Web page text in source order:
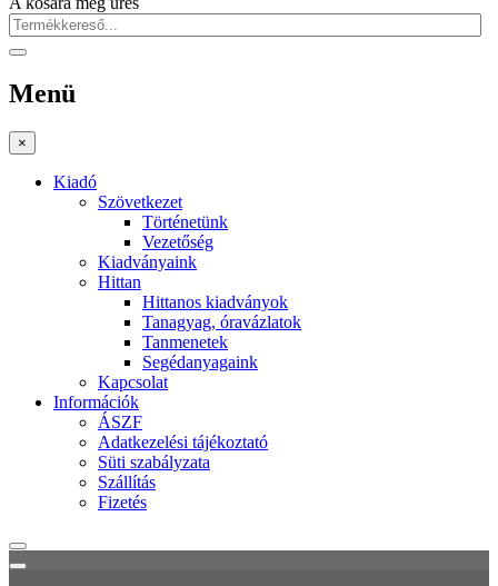
Menü
×
Kiadó
Szövetkezet
Történetünk
Vezetőség
Kiadványaink
Hittan
Hittanos kiadványok
Tanagyag, óravázlatok
Tanmenetek
Segédanyagaink
Kapcsolat
Információk
ÁSZF
Adatkezelési tájékoztató
Süti szabályzata
Szállítás
Fizetés